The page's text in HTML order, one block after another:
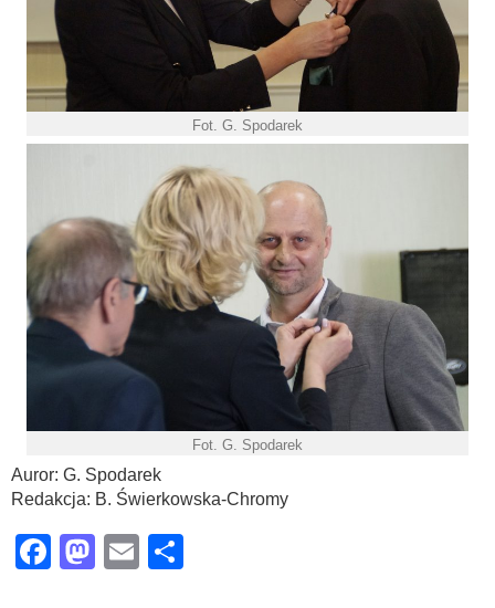
Fot. G. Spodarek
Fot. G. Spodarek
Auror: G. Spodarek
Redakcja: B. Świerkowska-Chromy
Facebook
Mastodon
Email